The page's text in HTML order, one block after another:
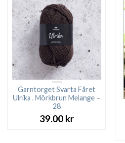
Garntorget Svarta Fåret
Ulrika . Mörkbrun Melange –
28
39.00 kr